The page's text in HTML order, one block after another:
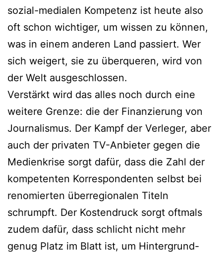
sozial-medialen Kompetenz ist heute also
oft schon wichtiger, um wissen zu können,
was in einem anderen Land passiert. Wer
sich weigert, sie zu überqueren, wird von
der Welt ausgeschlossen.
Verstärkt wird das alles noch durch eine
weitere Grenze: die der Finanzierung von
Journalismus. Der Kampf der Verleger, aber
auch der privaten TV-Anbieter gegen die
Medienkrise sorgt dafür, dass die Zahl der
kompetenten Korrespondenten selbst bei
renomierten überregionalen Titeln
schrumpft. Der Kostendruck sorgt oftmals
zudem dafür, dass schlicht nicht mehr
genug Platz im Blatt ist, um Hintergrund-